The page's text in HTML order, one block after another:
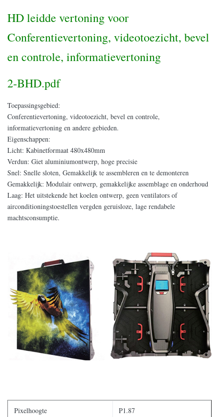
HD leidde vertoning voor
Conferentievertoning, videotoezicht, bevel
en controle, informatievertoning
2-BHD.pdf
Toepassingsgebied:
Conferentievertoning, videotoezicht, bevel en controle,
informatievertoning en andere gebieden.
Eigenschappen:
Licht: Kabinetformaat 480x480mm
Verdun: Giet aluminiumontwerp, hoge precisie
Snel: Snelle sloten, Gemakkelijk te assembleren en te demonteren
Gemakkelijk: Modulair ontwerp, gemakkelijke assemblage en onderhoud
Laag: Het uitstekende het koelen ontwerp, geen ventilators of
airconditioningstoestellen vergden geruisloze, lage rendabele
machtsconsumptie.
Pixelhoogte P1.87